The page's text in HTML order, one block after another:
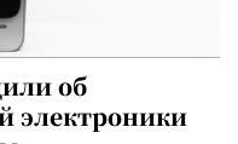
об
электроники